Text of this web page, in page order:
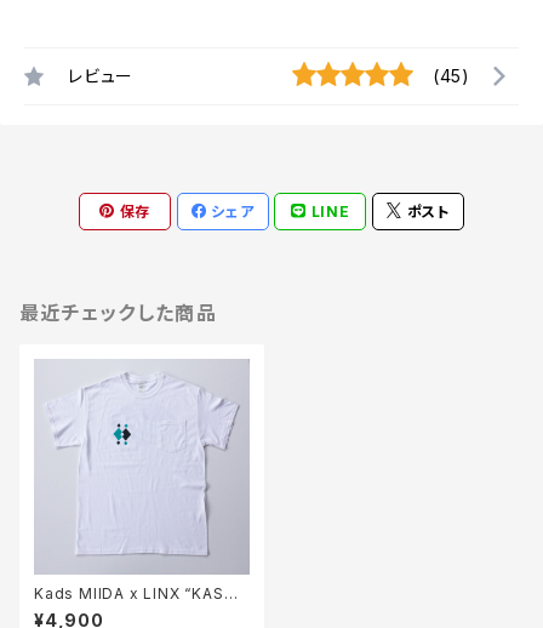
レビュー (45)
保存 シェア LINE ポスト
最近チェックした商品
Kads MIIDA x LINX “KASUR
IGARA”T-Shirts (White)
¥4,900